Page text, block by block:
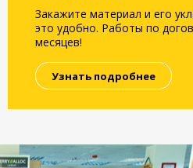
Закажите материал и его
это удобно. Работы по
месяцев!
Узнать подробнее